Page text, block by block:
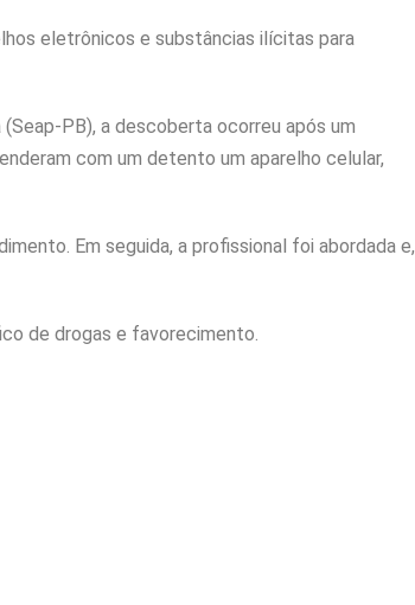
eletrônicos e substâncias ilícitas para
PB), a descoberta ocorreu após um
com um detento um aparelho celular,
Em seguida, a profissional foi abordada e,
de drogas e favorecimento.